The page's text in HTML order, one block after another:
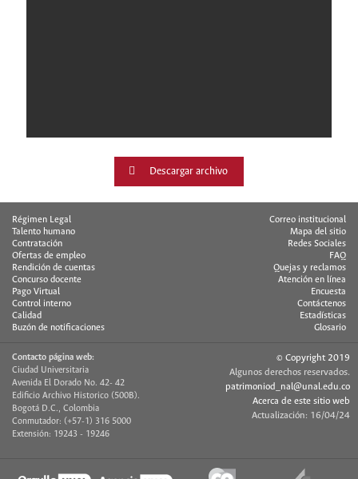
Descargar archivo
Régimen Legal
Talento humano
Contratación
Ofertas de empleo
Rendición de cuentas
Concurso docente
Pago Virtual
Control interno
Calidad
Buzón de notificaciones
Correo institucional
Mapa del sitio
Redes Sociales
FAQ
Quejas y reclamos
Atención en línea
Encuesta
Contáctenos
Estadísticas
Glosario
Contacto página web:
Ciudad Universitaria
Avenida El Dorado No. 42- 42
Edificio Archivo Historico (500B).
Bogotá D.C., Colombia
Conmutador: (+57-1) 316 5000
Extensión: 19243 - 19246
© Copyright 2019
Algunos derechos reservados.
patrimoniod_nal@unal.edu.co
Acerca de este sitio web
Actualización: 16/04/24